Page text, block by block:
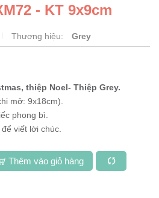
- KT 9x9cm
Thương hiệu: Grey
thiệp Noel- Thiệp Grey.
mở: 9x18cm).
phong bì.
viết lời chúc.
Thêm vào giỏ hàng